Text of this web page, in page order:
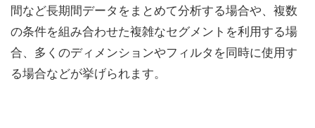
間など長期間データをまとめて分析する場合や、複数
の条件を組み合わせた複雑なセグメントを利用する場
合、多くのディメンションやフィルタを同時に使用す
る場合などが挙げられます。